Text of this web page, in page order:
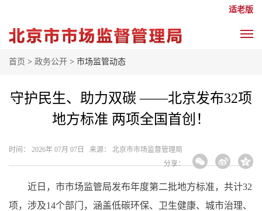
适老版
首页 > 政务公开 > 市场监管动态
守护民生、助力双碳 ——北京发布32项
地方标准 两项全国首创！
时间： 2026年 07月 07日 来源： 北京市市场监督管理局
分享：
近日，市市场监管局发布年度第二批地方标准，共计32
项，涉及14个部门，涵盖低碳环保、卫生健康、城市治理、